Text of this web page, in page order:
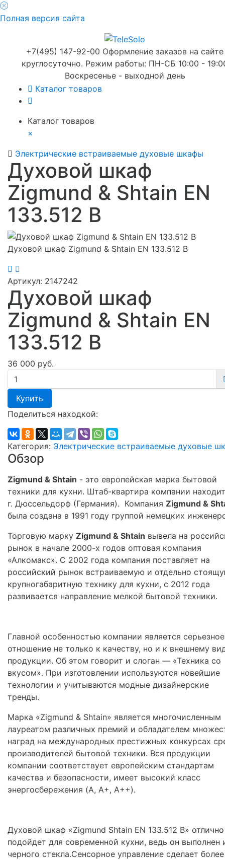
Полная версия сайта
+7(495) 147-92-00 Оформление заказов на сайте
круглосуточно. Режим работы: ПН-СБ 10:00 -
Воскресенье - выходной день
Каталог товаров
Каталог товаров
×
Электрические встраиваемые духовые шкафы
Духовой шкаф
Zigmund & Shtain EN
133.512 B
Духовой шкаф Zigmund & Shtain EN 133.512 B
Артикул: 2147242
Духовой шкаф
Zigmund & Shtain EN
133.512 B
36 000 руб.
Купить
Поделиться находкой:
Категория: Электрические встраиваемые духовые
Обзор
Zigmund & Shtain - это европейская марка бытовой
техники для кухни. Штаб-квартира компании
г. Дюссельдорф (Германия). Компания Zigmund &
была создана в 1991 году группой немецких
Торговую марку Zigmund & Shtain вывела на
рынок в начале 2000-х годов оптовая компания
«Алкомакс». С 2002 года компания поставляет на
российский рынок встраиваемую и отдельно
крупногабаритную технику для кухни, с 2012 года
развивается направление мелкой бытовой техники.
Главной особенностью компании является серьезное
отношение не только к качеству, но и к внешнему
продукции. Об этом говорит и слоган — «Техника со
вкусом». При изготовлении используются новейшие
технологии и учитываются модные дизайнерские
тренды.
Марка «Zigmund & Shtain» является многочисленным
лауреатом различных премий и обладателем
наград на международных престижных конкурсах
производителей бытовой техники. Вся продукции
компании соответствует европейским стандартам
качества и безопасности, имеет высокий класс
энергосбережения (A, A+, A++).
Духовой шкаф «Zigmund Shtain EN 133.512 B» отлично
подойдет для современной кухни, ведь он выполнен
черного стекла.Сенсорное управление сделает более